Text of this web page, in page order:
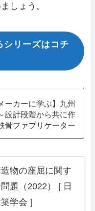
しょう。
シリーズはコチ
ーカーに学ぶ】九州
設計段階から共に作
骨ファブリケーター
物の座屈に関す
題（2022） [ 日
学会 ]